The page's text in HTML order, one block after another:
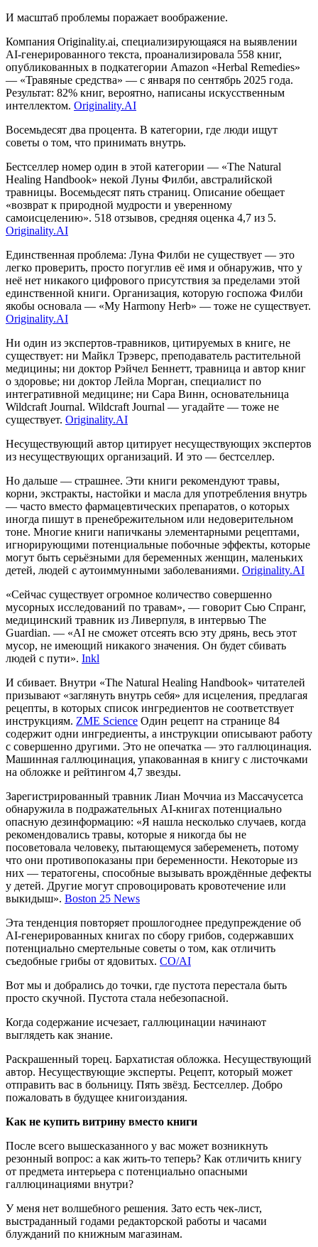
И масштаб проблемы поражает воображение.
Компания Originality.ai, специализирующаяся на выявлении
AI-генерированного текста, проанализировала 558 книг,
опубликованных в подкатегории Amazon «Herbal Remedies»
— «Травяные средства» — с января по сентябрь 2025 года.
Результат: 82% книг, вероятно, написаны искусственным
интеллектом. Originality.AI
Восемьдесят два процента. В категории, где люди ищут
советы о том, что принимать внутрь.
Бестселлер номер один в этой категории — «The Natural
Healing Handbook» некой Луны Филби, австралийской
травницы. Восемьдесят пять страниц. Описание обещает
«возврат к природной мудрости и уверенному
самоисцелению». 518 отзывов, средняя оценка 4,7 из 5.
Originality.AI
Единственная проблема: Луна Филби не существует — это
легко проверить, просто погуглив её имя и обнаружив, что у
неё нет никакого цифрового присутствия за пределами этой
единственной книги. Организация, которую госпожа Филби
якобы основала — «My Harmony Herb» — тоже не существует.
Originality.AI
Ни один из экспертов-травников, цитируемых в книге, не
существует: ни Майкл Трэверс, преподаватель растительной
медицины; ни доктор Рэйчел Беннетт, травница и автор книг
о здоровье; ни доктор Лейла Морган, специалист по
интегративной медицине; ни Сара Винн, основательница
Wildcraft Journal. Wildcraft Journal — угадайте — тоже не
существует. Originality.AI
Несуществующий автор цитирует несуществующих экспертов
из несуществующих организаций. И это — бестселлер.
Но дальше — страшнее. Эти книги рекомендуют травы,
корни, экстракты, настойки и масла для употребления внутрь
— часто вместо фармацевтических препаратов, о которых
иногда пишут в пренебрежительном или недоверительном
тоне. Многие книги напичканы элементарными рецептами,
игнорирующими потенциальные побочные эффекты, которые
могут быть серьёзными для беременных женщин, маленьких
детей, людей с аутоиммунными заболеваниями. Originality.AI
«Сейчас существует огромное количество совершенно
мусорных исследований по травам», — говорит Сью Спранг,
медицинский травник из Ливерпуля, в интервью The
Guardian. — «AI не сможет отсеять всю эту дрянь, весь этот
мусор, не имеющий никакого значения. Он будет сбивать
людей с пути». Inkl
И сбивает. Внутри «The Natural Healing Handbook» читателей
призывают «заглянуть внутрь себя» для исцеления, предлагая
рецепты, в которых список ингредиентов не соответствует
инструкциям. ZME Science Один рецепт на странице 84
содержит одни ингредиенты, а инструкции описывают работу
с совершенно другими. Это не опечатка — это галлюцинация.
Машинная галлюцинация, упакованная в книгу с листочками
на обложке и рейтингом 4,7 звезды.
Зарегистрированный травник Лиан Моччиа из Массачусетса
обнаружила в подражательных AI-книгах потенциально
опасную дезинформацию: «Я нашла несколько случаев, когда
рекомендовались травы, которые я никогда бы не
посоветовала человеку, пытающемуся забеременеть, потому
что они противопоказаны при беременности. Некоторые из
них — тератогены, способные вызывать врождённые дефекты
у детей. Другие могут спровоцировать кровотечение или
выкидыш». Boston 25 News
Эта тенденция повторяет прошлогоднее предупреждение об
AI-генерированных книгах по сбору грибов, содержавших
потенциально смертельные советы о том, как отличить
съедобные грибы от ядовитых. CO/AI
Вот мы и добрались до точки, где пустота перестала быть
просто скучной. Пустота стала небезопасной.
Когда содержание исчезает, галлюцинации начинают
выглядеть как знание.
Раскрашенный торец. Бархатистая обложка. Несуществующий
автор. Несуществующие эксперты. Рецепт, который может
отправить вас в больницу. Пять звёзд. Бестселлер. Добро
пожаловать в будущее книгоиздания.
Как не купить витрину вместо книги
После всего вышесказанного у вас может возникнуть
резонный вопрос: а как жить-то теперь? Как отличить книгу
от предмета интерьера с потенциально опасными
галлюцинациями внутри?
У меня нет волшебного решения. Зато есть чек-лист,
выстраданный годами редакторской работы и часами
блужданий по книжным магазинам.